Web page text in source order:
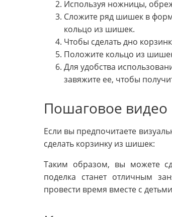
Используя ножницы,
Сложите ряд шишек в
кольцо из шишек.
Чтобы сделать дно
Положите кольцо из
Для удобства
завяжите ее, чтобы
Пошаговое видео
Если вы предпочитаете
сделать корзинку из шишек:
Таким образом, вы можете
поделка станет отличным
провести время вместе с